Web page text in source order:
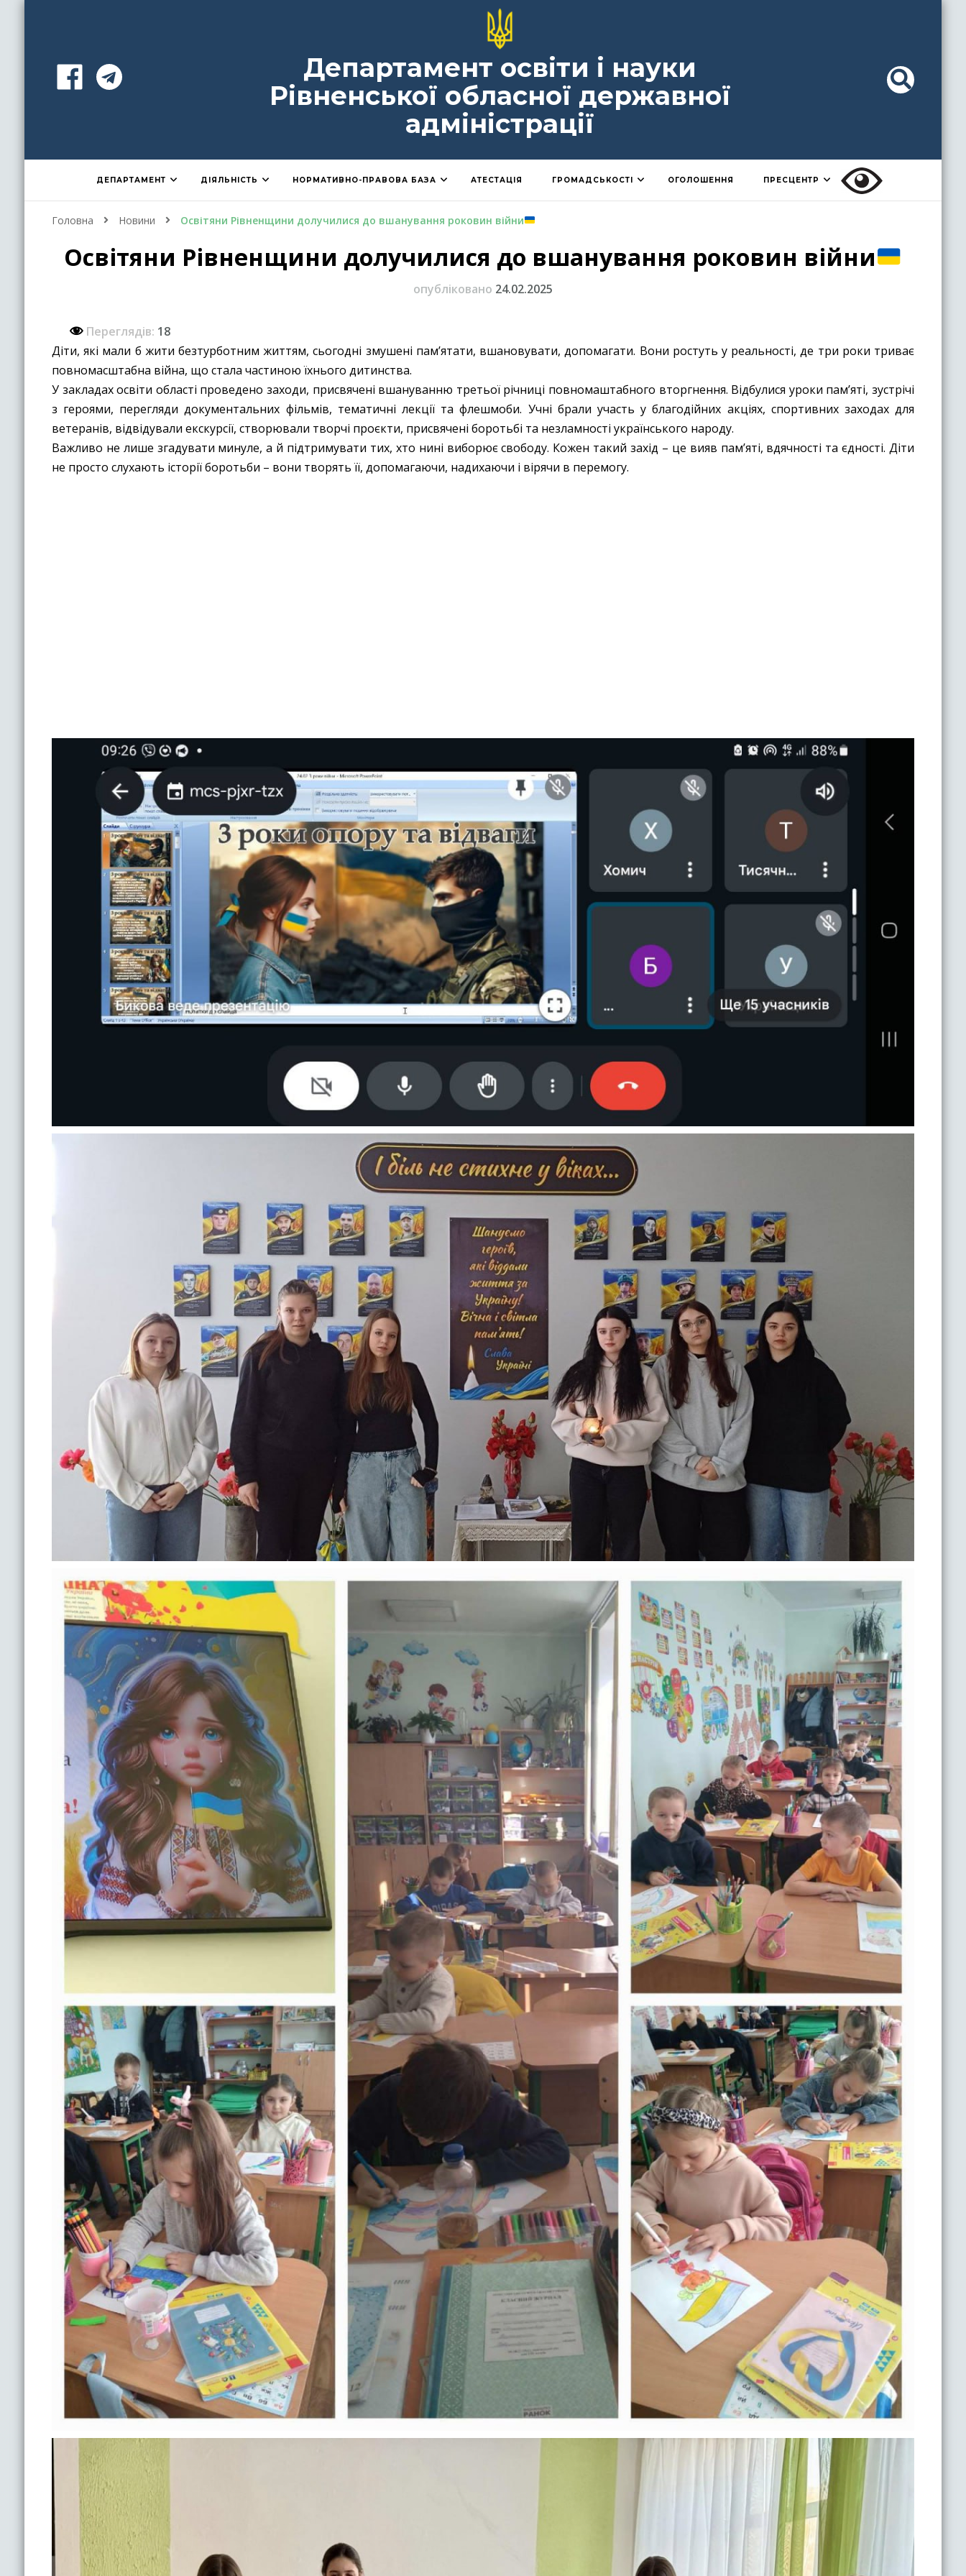
Департамент освіти і науки
Рівненської обласної державної
адміністрації
ДЕПАРТАМЕНТ ДІЯЛЬНІСТЬ НОРМАТИВНО-ПРАВОВА БАЗА АТЕСТАЦІЯ ГРОМАДСЬКОСТІ ОГОЛОШЕННЯ ПРЕСЦЕНТР
Головна Новини Освітяни Рівненщини долучилися до вшанування роковин війни
Освітяни Рівненщини долучилися до вшанування роковин війни
опубліковано 24.02.2025
Переглядів: 18
Діти, які мали б жити безтурботним життям, сьогодні змушені пам’ятати, вшановувати, допомагати. Вони ростуть у реальності, де три роки триває
повномасштабна війна, що стала частиною їхнього дитинства.
У закладах освіти області проведено заходи, присвячені вшануванню третьої річниці повномаштабного вторгнення. Відбулися уроки пам’яті, зустрічі
з героями, перегляди документальних фільмів, тематичні лекції та флешмоби. Учні брали участь у благодійних акціях, спортивних заходах для
ветеранів, відвідували екскурсії, створювали творчі проєкти, присвячені боротьбі та незламності українського народу.
Важливо не лише згадувати минуле, а й підтримувати тих, хто нині виборює свободу. Кожен такий захід – це вияв пам’яті, вдячності та єдності. Діти
не просто слухають історії боротьби – вони творять її, допомагаючи, надихаючи і вірячи в перемогу.